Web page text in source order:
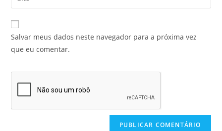
Salvar meus dados neste navegador para a próxima vez
que eu comentar.